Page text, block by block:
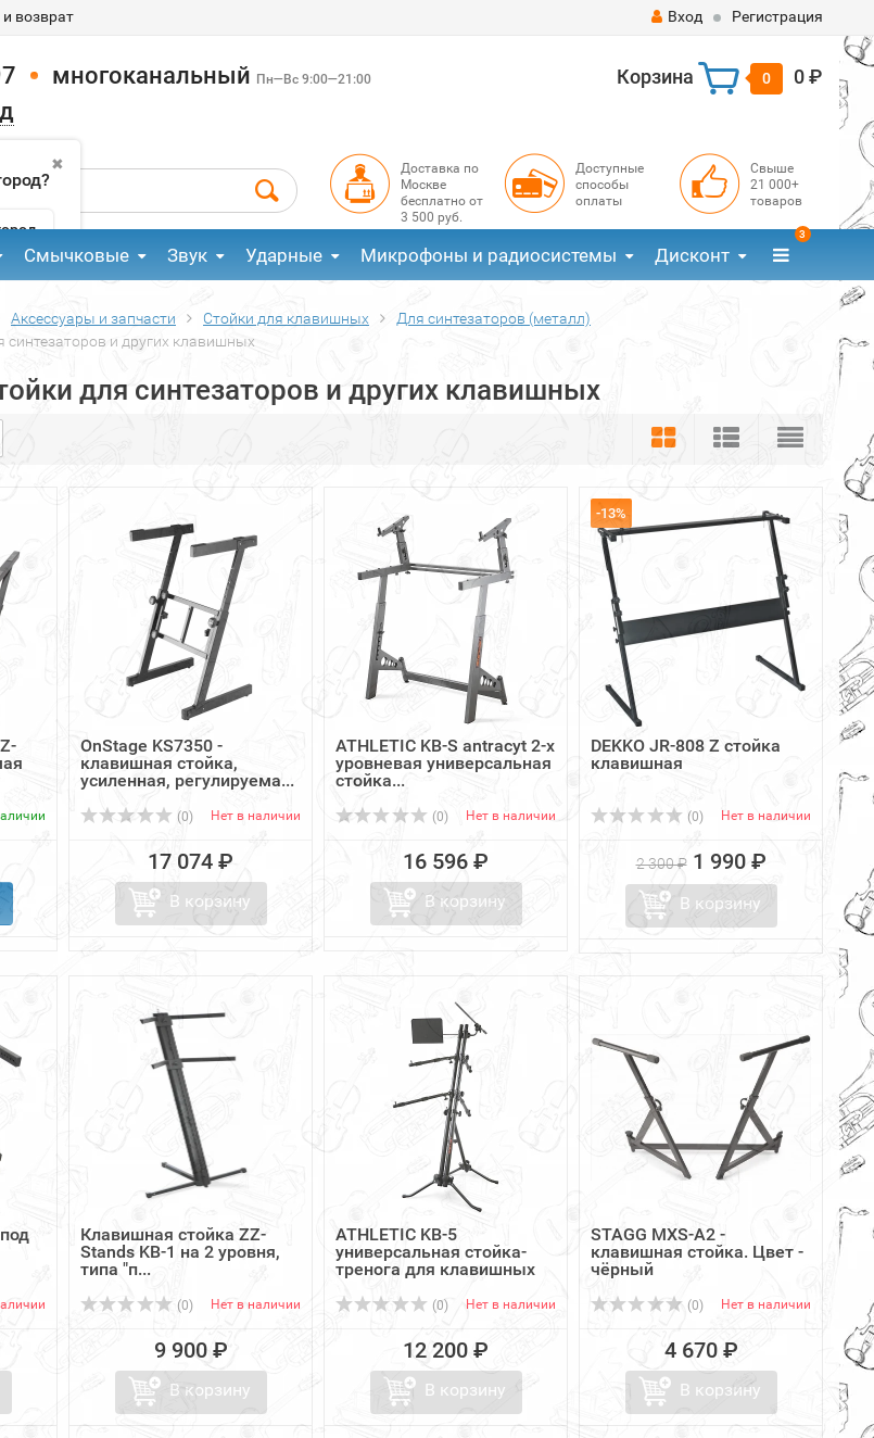
возврат Вход Регистрация
многоканальный Пн—Вс 9:00—21:00
✖
Корзина 0 0 ₽
Доставка по
Москве
бесплатно от
3 500 руб.
Доступные
способы
оплаты
Свыше
21 000+
товаров
Смычковые Звук Ударные Микрофоны и радиосистемы Дисконт
3
Аксессуары и запчасти Стойки для клавишных
Для синтезаторов (металл)
синтезаторов и других клавишных
для синтезаторов и других клавишных
OnStage KS7350 -
клавишная стойка,
усиленная, регулируема...
(0) Нет в наличии
17 074 ₽
В корзину
ATHLETIC KB-S antracyt 2-х
уровневая универсальная
стойка...
(0) Нет в наличии
16 596 ₽
В корзину
-13%
DEKKO JR-808 Z стойка
клавишная
(0) Нет в наличии
2 300 ₽ 1 990 ₽
В корзину
Клавишная стойка ZZ-
Stands KB-1 на 2 уровня,
типа "п...
(0) Нет в наличии
9 900 ₽
В корзину
ATHLETIC KB-5
универсальная стойка-
тренога для клавишных
(0) Нет в наличии
12 200 ₽
В корзину
STAGG MXS-A2 -
клавишная стойка. Цвет -
чёрный
(0) Нет в наличии
4 670 ₽
В корзину